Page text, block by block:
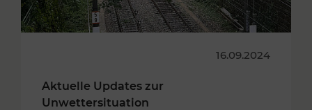
16.09.2024
Aktuelle Updates zur
Unwettersituation